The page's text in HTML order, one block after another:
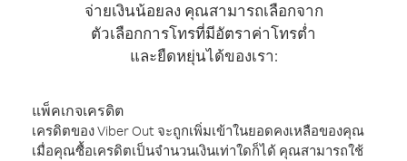
จ่ายเงินน้อยลง คุณสามารถเลือกจาก
ตัวเลือกการโทรที่มีอัตราค่าโทรต่ำ
และยืดหยุ่นได้ของเรา:
แพ็คเกจเครดิต
เครดิตของ Viber Out จะถูกเพิ่มเข้าในยอดคงเหลือของคุณ
เมื่อคุณซื้อเครดิตเป็นจำนวนเงินเท่าใดก็ได้ คุณสามารถใช้